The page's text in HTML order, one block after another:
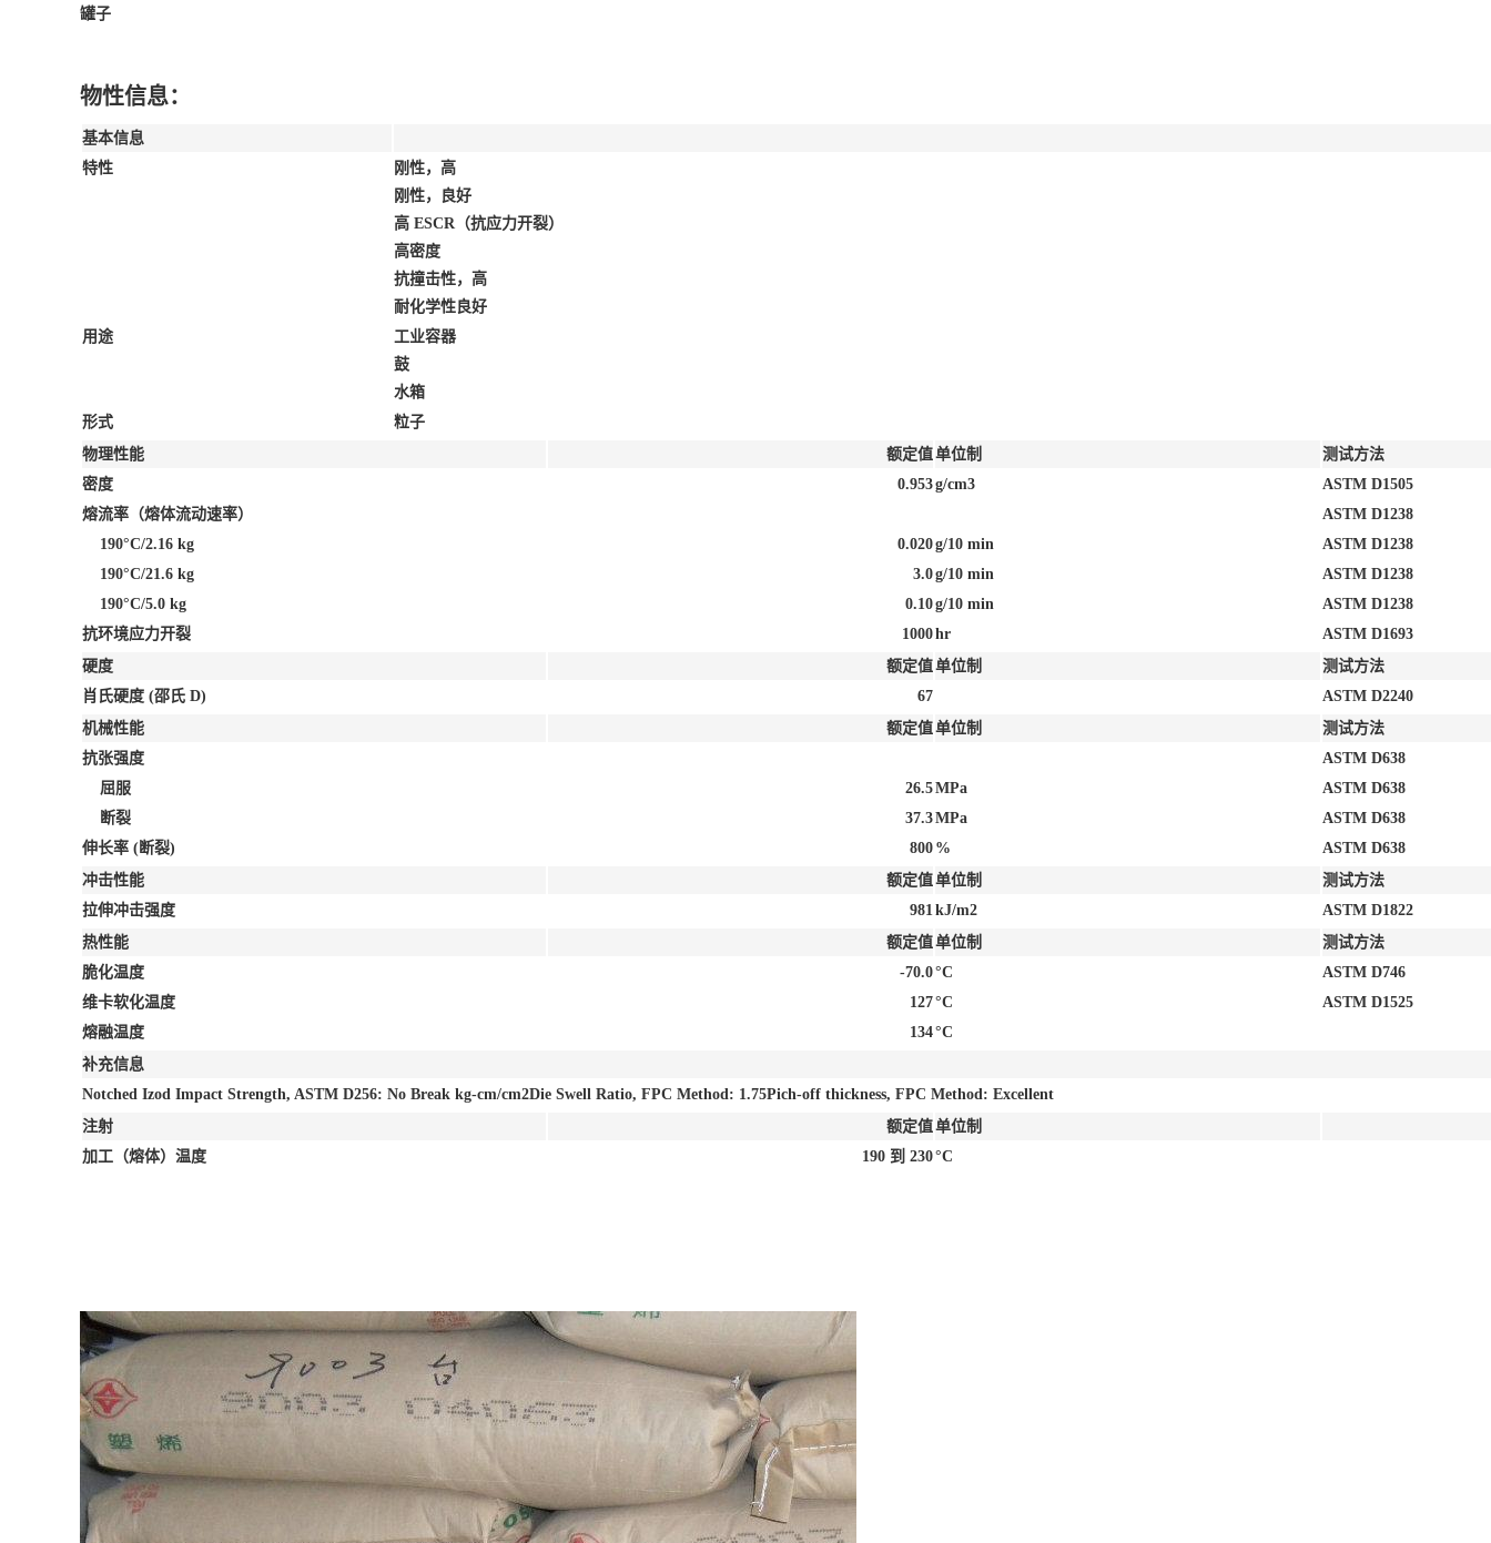
罐子
物性信息：
基本信息
特性
刚性，高
刚性，良好
高 ESCR（抗应力开裂）
高密度
抗撞击性，高
耐化学性良好
用途
工业容器
鼓
水箱
形式
粒子
物理性能
额定值单位制
测试方法
密度
0.953g/cm3
ASTM D1505
熔流率（熔体流动速率）
ASTM D1238
190°C/2.16 kg
0.020g/10 min
ASTM D1238
190°C/21.6 kg
3.0g/10 min
ASTM D1238
190°C/5.0 kg
0.10g/10 min
ASTM D1238
抗环境应力开裂
1000hr
ASTM D1693
硬度
额定值单位制
测试方法
肖氏硬度 (邵氏 D) 67
ASTM D2240
机械性能
额定值单位制
测试方法
抗张强度
ASTM D638
屈服
26.5MPa
ASTM D638
断裂
37.3MPa
ASTM D638
伸长率 (断裂) 800 %
ASTM D638
冲击性能
额定值单位制
测试方法
拉伸冲击强度
981kJ/m2
ASTM D1822
热性能
额定值单位制
测试方法
脆化温度
-70.0°C
ASTM D746
维卡软化温度
127°C
ASTM D1525
熔融温度
134°C
补充信息
Notched Izod Impact Strength, ASTM D256: No Break kg-cm/cm2Die Swell Ratio, FPC Method: 1.75Pich-off thickness, FPC Method: Excellent
注射
额定值单位制
加工（熔体）温度
190 到 230°C